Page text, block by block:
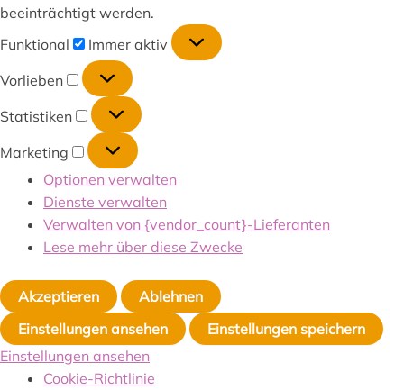
beeinträchtigt werden.
Funktional
Immer aktiv
Vorlieben
Statistiken
Marketing
Optionen verwalten
Dienste verwalten
Verwalten von {vendor_count}-Lieferanten
Lese mehr über diese Zwecke
Akzeptieren
Ablehnen
Einstellungen ansehen
Einstellungen speichern
Einstellungen ansehen
Cookie-Richtlinie